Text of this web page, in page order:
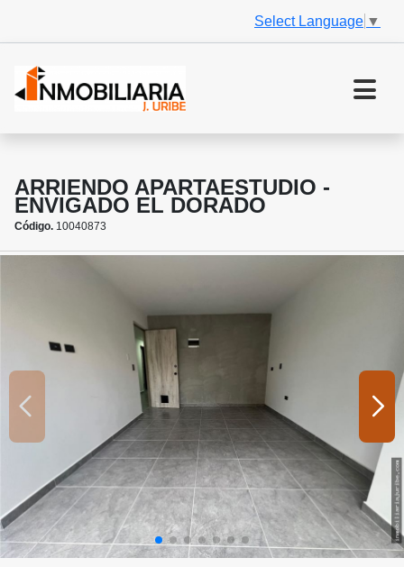
Select Language ▼
ARRIENDO APARTAESTUDIO -
ENVIGADO EL DORADO
Código. 10040873